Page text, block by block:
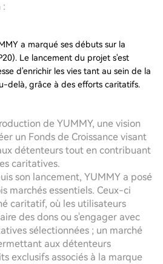
:
a marqué ses débuts sur la
Le lancement du projet s'est
d'enrichir les vies tant au sein de la
delà, grâce à des efforts caritatifs.
de YUMMY, une vision
un Fonds de Croissance visant
détenteurs tout en contribuant
caritatives.
son lancement, YUMMY a posé
marchés essentiels. Ceux-ci
caritatif, où les utilisateurs
des dons ou s'engager avec
sélectionnées ; un marché
aux détenteurs
exclusifs associés à la marque